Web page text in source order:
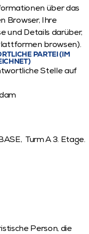
über das
Browser, Ihre
und Details darüber,
browsen).
PARTEI (IM
Stelle auf
Turm A 3. Etage.
Person, die